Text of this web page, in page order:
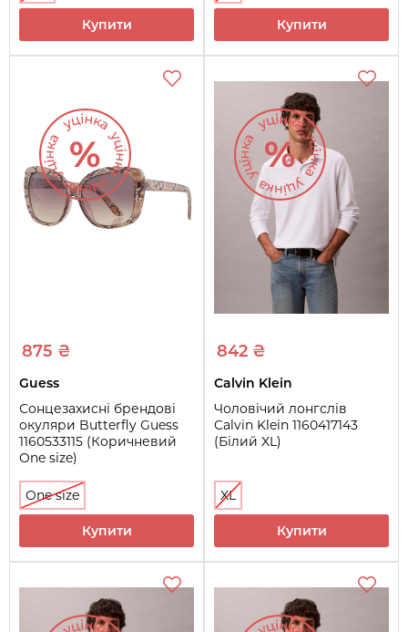
Купити Купити
875 ₴
Guess
Сонцезахисні брендові
окуляри Butterfly Guess
1160533115 (Коричневий
One size)
One size
Купити
842 ₴
Calvin Klein
Чоловічий лонгслів
Calvin Klein 1160417143
(Білий XL)
XL
Купити